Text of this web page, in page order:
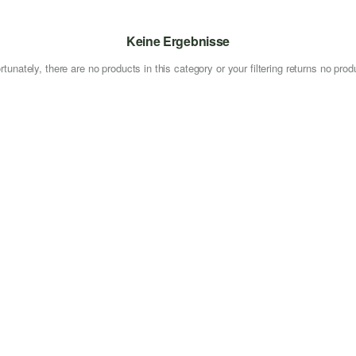
Keine Ergebnisse
there are no products in this category or your filtering returns no